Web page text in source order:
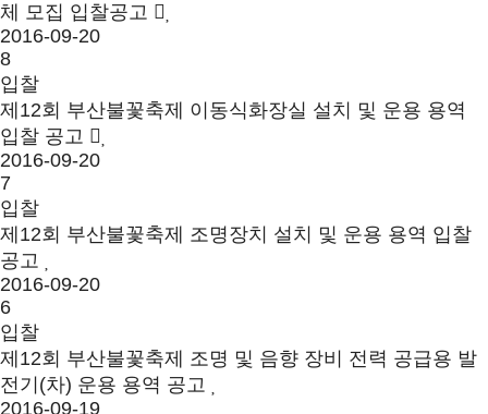
체 모집 입찰공고
2016-09-20
8
입찰
제12회 부산불꽃축제 이동식화장실 설치 및 운용 용역
입찰 공고
2016-09-20
7
입찰
제12회 부산불꽃축제 조명장치 설치 및 운용 용역 입찰
공고
2016-09-20
6
입찰
제12회 부산불꽃축제 조명 및 음향 장비 전력 공급용 발
전기(차) 운용 용역 공고
2016-09-19